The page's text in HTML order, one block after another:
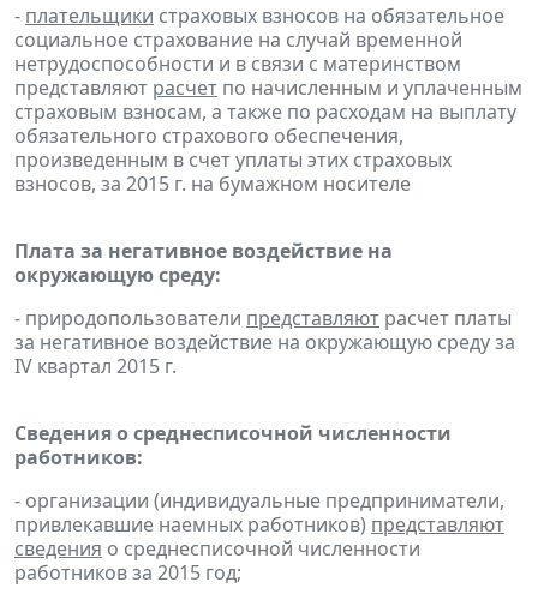
- плательщики страховых взносов на обязательное
социальное страхование на случай временной
нетрудоспособности и в связи с материнством
представляют расчет по начисленным и уплаченным
страховым взносам, а также по расходам на выплату
обязательного страхового обеспечения,
произведенным в счет уплаты этих страховых
взносов, за 2015 г. на бумажном носителе
Плата за негативное воздействие на
окружающую среду:
- природопользователи представляют расчет платы
за негативное воздействие на окружающую среду за
IV квартал 2015 г.
Сведения о среднесписочной численности
работников:
- организации (индивидуальные предприниматели,
привлекавшие наемных работников) представляют
сведения о среднесписочной численности
работников за 2015 год;